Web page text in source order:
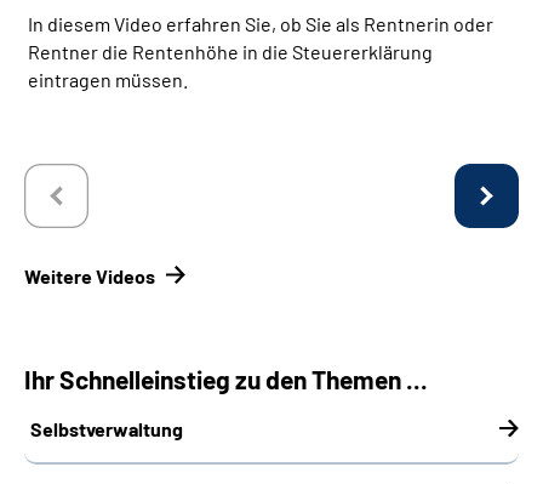
In diesem Video erfahren Sie, ob Sie als Rentnerin oder
Rentner die Rentenhöhe in die Steuererklärung
eintragen müssen.
Weitere Videos
Ihr Schnelleinstieg zu den Themen ...
Selbstverwaltung